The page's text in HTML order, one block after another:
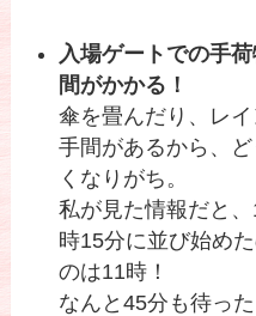
入場ゲートでの手
間がかかる！
傘を畳んだり、レ
手間があるから、
くなりがち。
私が見た情報だと
時15分に並び始め
のは11時！
なんと45分も待っ